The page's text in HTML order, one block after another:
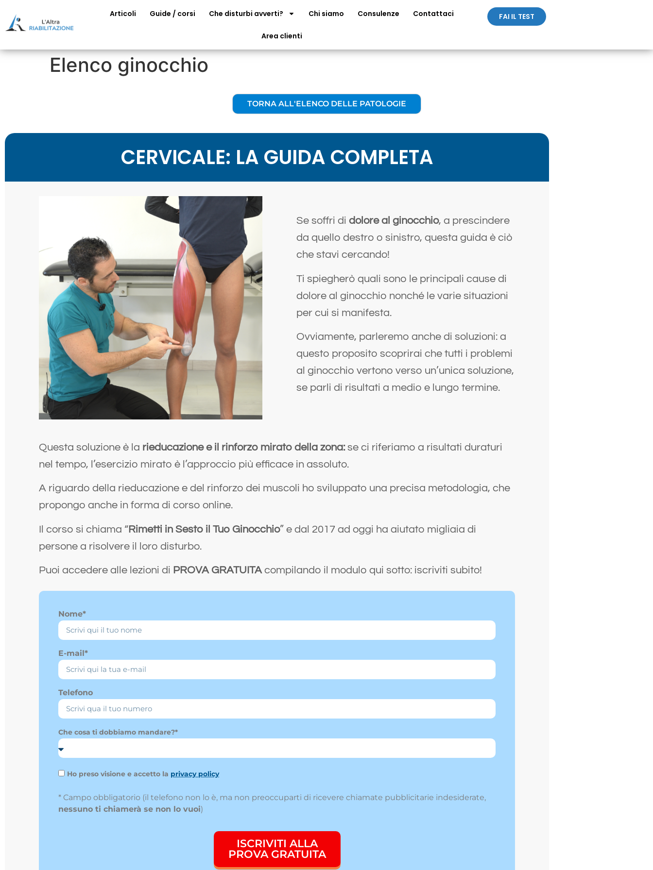
Articoli Guide / corsi Che disturbi avverti? Chi siamo Consulenze Contattaci
Area clienti
FAI IL TEST
Elenco ginocchio
TORNA ALL'ELENCO DELLE PATOLOGIE
CERVICALE: LA GUIDA COMPLETA
Se soffri di dolore al ginocchio, a prescindere
da quello destro o sinistro, questa guida è ciò
che stavi cercando!
Ti spiegherò quali sono le principali cause di
dolore al ginocchio nonché le varie situazioni
per cui si manifesta.
Ovviamente, parleremo anche di soluzioni: a
questo proposito scoprirai che tutti i problemi
al ginocchio vertono verso un’unica soluzione,
se parli di risultati a medio e lungo termine.
Questa soluzione è la rieducazione e il rinforzo mirato della zona:se ci riferiamo a risultati duraturi
nel tempo, l’esercizio mirato è l’approccio più efficace in assoluto.
A riguardo della rieducazione e del rinforzo dei muscoli ho sviluppato una precisa metodologia, che
propongo anche in forma di corso online.
Il corso si chiama “Rimetti in Sesto il Tuo Ginocchio” e dal 2017 ad oggi ha aiutato migliaia di
persone a risolvere il loro disturbo.
Puoi accedere alle lezioni di PROVA GRATUITAcompilando il modulo qui sotto: iscriviti subito!
Nome*
E-mail*
Telefono
Che cosa ti dobbiamo mandare?*
Ho preso visione e accetto la privacy policy
* Campo obbligatorio (il telefono non lo è, ma non preoccuparti di ricevere chiamate pubblicitarie indesiderate,
nessuno ti chiamerà se non lo vuoi)
ISCRIVITI ALLA
PROVA GRATUITA